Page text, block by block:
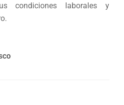
condiciones laborales y